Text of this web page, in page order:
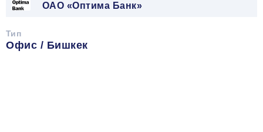
ОАО «Оптима Банк»
Тип
Офис / Бишкек